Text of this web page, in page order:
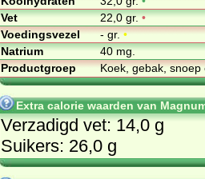
Vet
22,0 gr.•
Voedingsvezel
- gr.•
Natrium
40 mg.
Productgroep
Koek, gebak,
Extra calorie waarden van
Verzadigd vet: 14,0 g
Suikers: 26,0 g